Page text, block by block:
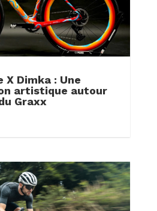
X Dimka : Une
artistique autour
Graxx